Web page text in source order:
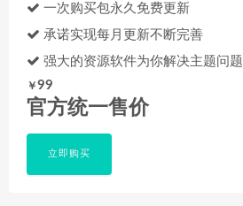
一次购买包永久免费更新
承诺实现每月更新不断完善
强大的资源软件为你解决主题问题
￥99
官方统一售价
立即购买